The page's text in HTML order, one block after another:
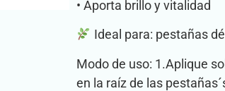
• Aporta brillo y vitalidad
Ideal para: pestañas
Modo de uso: 1.Aplique
en la raíz de las